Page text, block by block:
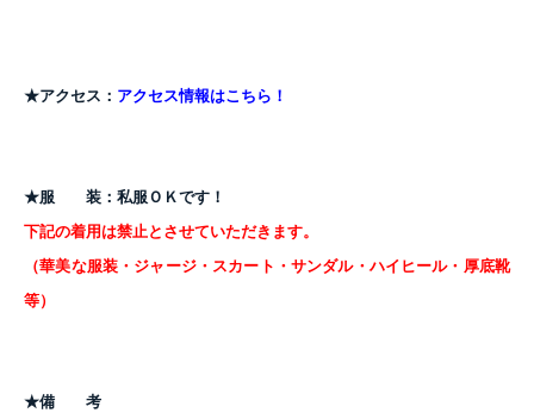
★アクセス： アクセス情報はこちら！
★服 装： 私服ＯＫです！
下記の着用は禁止とさせていただきます。
（華美な服装・ジャージ・スカート・サンダル・ハイヒール・厚底靴
等）
★備 考